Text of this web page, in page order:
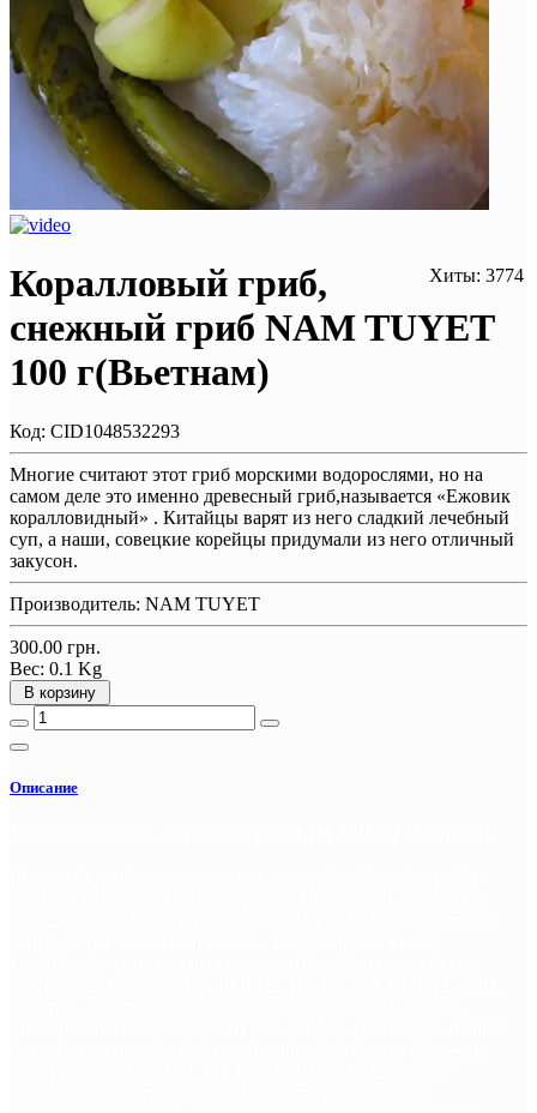
Хиты: 3774
Коралловый гриб,
снежный гриб NAM TUYET
100 г(Вьетнам)
Код: CID1048532293
Многие считают этот гриб морскими водорослями, но на
самом деле это именно древесный гриб,называется «Ежовик
коралловидный» . Китайцы варят из него сладкий лечебный
суп, а наши, совецкие корейцы придумали из него отличный
закусон.
Производитель: NAM TUYET
300.00 грн.
Вес: 0.1 Kg
В корзину
Описание